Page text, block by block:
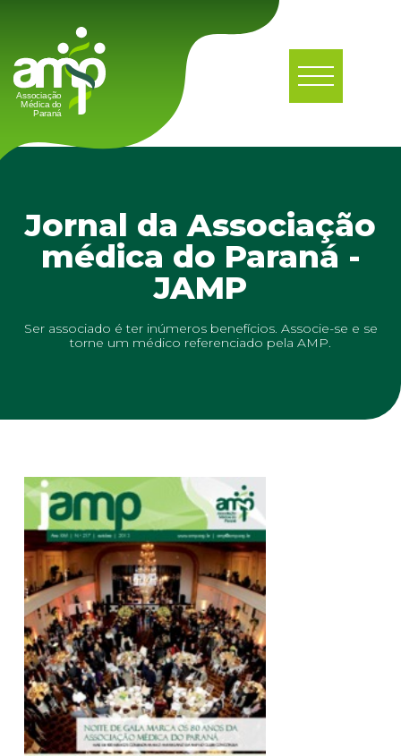
Jornal da Associação
médica do Paraná -
JAMP
Ser associado é ter inúmeros benefícios. Associe-se e se
torne um médico referenciado pela AMP.